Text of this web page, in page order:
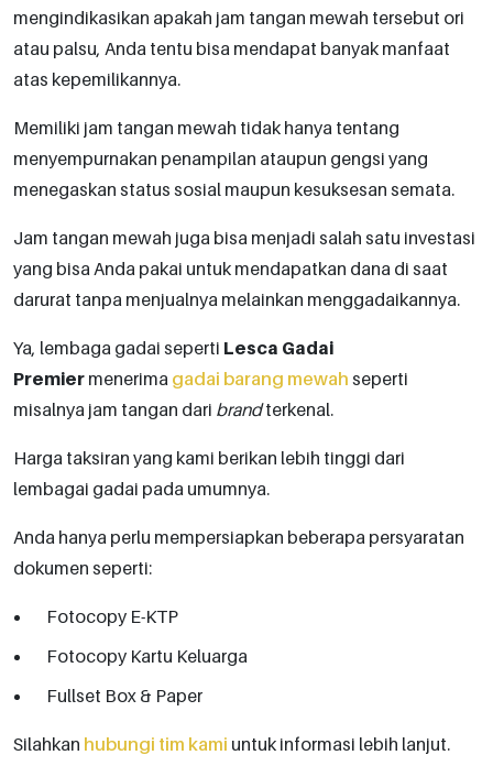
mengindikasikan apakah jam tangan mewah tersebut ori
atau palsu, Anda tentu bisa mendapat banyak manfaat
atas kepemilikannya.
Memiliki jam tangan mewah tidak hanya tentang
menyempurnakan penampilan ataupun gengsi yang
menegaskan status sosial maupun kesuksesan semata.
Jam tangan mewah juga bisa menjadi salah satu investasi
yang bisa Anda pakai untuk mendapatkan dana di saat
darurat tanpa menjualnya melainkan menggadaikannya.
Ya, lembaga gadai seperti Lesca Gadai
Premier menerima gadai barang mewah seperti
misalnya jam tangan dari brandterkenal.
Harga taksiran yang kami berikan lebih tinggi dari
lembagai gadai pada umumnya.
Anda hanya perlu mempersiapkan beberapa persyaratan
dokumen seperti:
Fotocopy E-KTP
Fotocopy Kartu Keluarga
Fullset Box & Paper
Silahkan hubungi tim kami untuk informasi lebih lanjut.